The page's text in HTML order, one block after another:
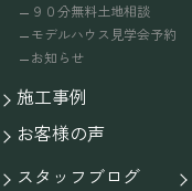
９０分無料土地相談
モデルハウス見学会予約
お知らせ
施工事例
お客様の声
スタッフブログ